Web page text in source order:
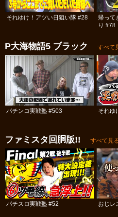
それゆけ！アツい日狙い隊 #28
帰って
り #78
P大海物語5 ブラック すべて
パチンコ実戦塾 #503 それゆ
ファミスタ回胴版!! すべて見
パチスロ実戦塾 #52 おじ